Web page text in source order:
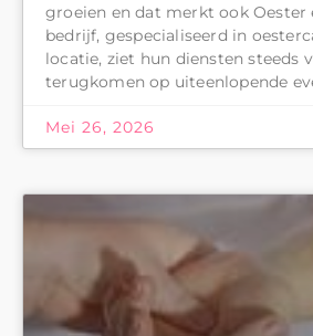
groeien en dat merkt ook Oester
bedrijf, gespecialiseerd in
locatie, ziet hun diensten steeds
terugkomen op uiteenlopende
Mei 26, 2026